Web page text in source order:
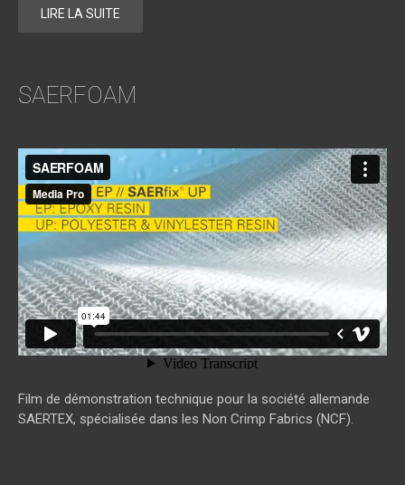
LIRE LA SUITE
SAERFOAM
SAERFOAMfrom media pro onVimeo
Film de démonstration technique pour la société allemande
SAERTEX, spécialisée dans les Non Crimp Fabrics (NCF).